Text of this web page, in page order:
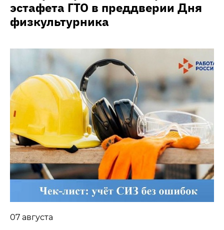
эстафета ГТО в преддверии Дня
физкультурника
07 августа